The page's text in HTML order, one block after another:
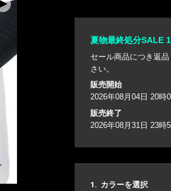
夏物最終処分SALE
セール商品につき返
さい。
販売開始
2026年08月04日 20時
販売終了
2026年08月31日 23時
1. カラーを選択